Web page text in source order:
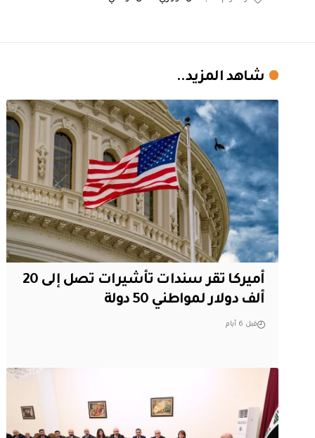
شاهد المزيد..
أميركا تقر سندات تأشيرات تصل إلى 20
ألف دولار لمواطني 50 دولة
قبل 6 أيام